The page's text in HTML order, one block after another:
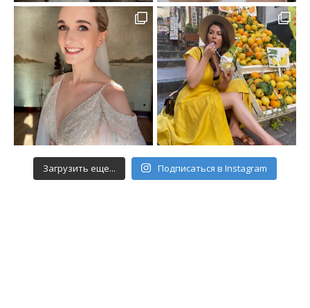
Загрузить еще... Подписаться в Instagram